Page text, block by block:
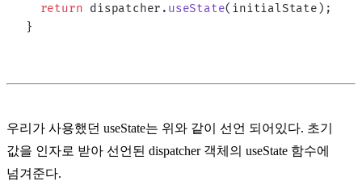
  return
dispatcher. useState(initialState);
}
우리가 사용했던 useState는 위와 같이 선언 되어있다. 초기
값을 인자로 받아 선언된 dispatcher 객체 의 useState 함수에
넘겨준다.